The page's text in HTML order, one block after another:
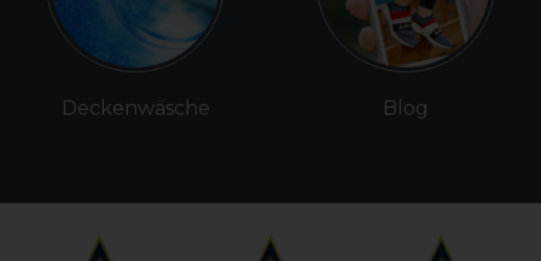
Deckenwäsche Blog